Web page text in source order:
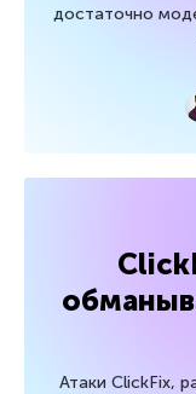
достаточно
Атаки ClickFix,